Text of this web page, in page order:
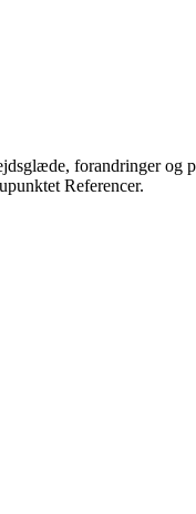
forandringer og
Referencer.